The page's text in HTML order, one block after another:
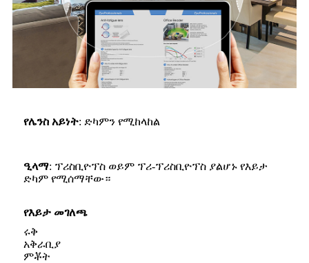
የሌንስ አይነት: ድካምን የሚከላከል
ዒላማ: ፕሪስቢዮፕስ ወይም ፕሪ-ፕሪስቢዮፕስ ያልሆኑ የእይታ
ድካም የሚሰማቸው።
የእይታ መገለጫ
ሩቅ
አቅራቢያ
ምቾት